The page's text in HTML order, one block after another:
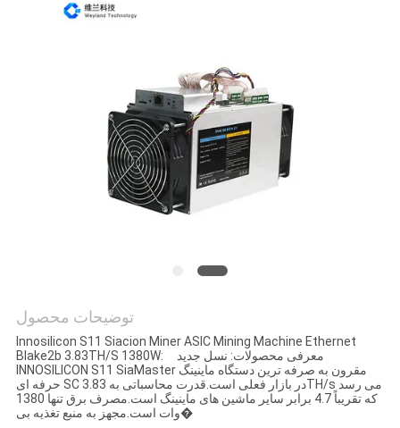
توضیحات محصول
Innosilicon S11 Siacion Miner ASIC Mining Machine Ethernet
Blake2b 3.83TH/S 1380W: معرفی محصولات: نسل جدید
INNOSILICON S11 SiaMaster مقرون به صرفه ترین دستگاه ماینینگ
حرفه ای SC در بازار فعلی است.قدرت محاسباتی به 3.83TH/s می رسد
که تقریباً 4.7 برابر سایر ماشین های ماینینگ است.مصرف برق تنها 1380
وات است.مجهز به منبع تغذیه بی�